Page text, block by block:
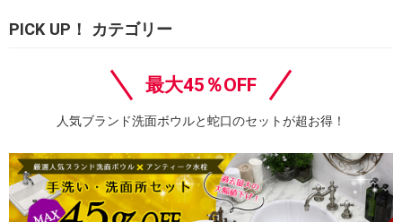
PICK UP！ カテゴリー
最大45％OFF
人気ブランド洗面ボウルと蛇口のセットが超お得！